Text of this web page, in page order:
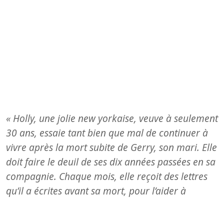
« Holly, une jolie new yorkaise, veuve à seulement
30 ans, essaie tant bien que mal de continuer à
vivre après la mort subite de Gerry, son mari. Elle
doit faire le deuil de ses dix années passées en sa
compagnie. Chaque mois, elle reçoit des lettres
qu’il a écrites avant sa mort, pour l’aider à